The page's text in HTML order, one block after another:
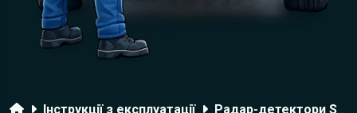
ГоловнаІнструкції з експлуатації
Радар-детектори SilverStone